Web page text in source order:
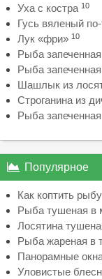
Уха с костра 10
Гусь вяленый
Лук «фри» 10
Рыба
Рыба
Шашлык из
Строганина из
Рыба
Популярное
Как коптить рыбу
Рыба тушеная в
Лосятина
Рыба жареная в
Панорамные
Уловистые